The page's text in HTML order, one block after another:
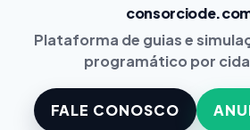
Plataforma de guias e
programático por
FALE CONOSCO